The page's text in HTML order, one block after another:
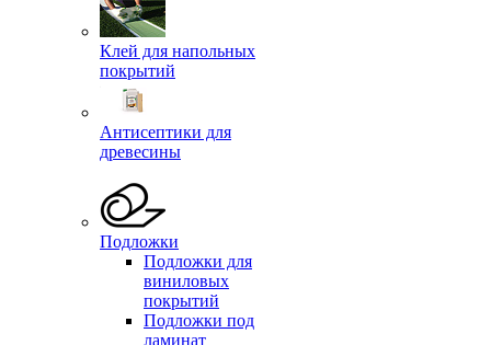
Клей для напольных
покрытий
Антисептики для
древесины
Подложки
Подложки для
виниловых
покрытий
Подложки под
ламинат